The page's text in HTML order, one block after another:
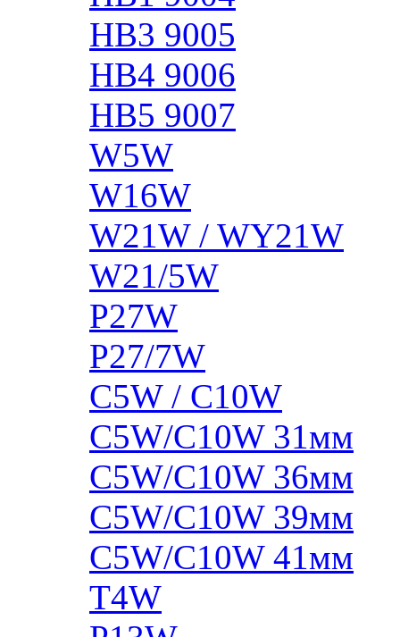
HB3 9005
HB4 9006
HB5 9007
W5W
W16W
W21W / WY21W
W21/5W
P27W
P27/7W
C5W / C10W
C5W/C10W 31мм
C5W/C10W 36мм
C5W/C10W 39мм
C5W/C10W 41мм
T4W